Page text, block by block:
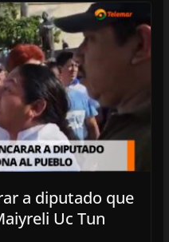
a diputado que
Uc Tun